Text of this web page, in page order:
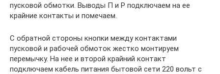
пусковой обмотки. Выводы П и Р подключаем на ее
крайние контакты и помечаем.
С обратной стороны кнопки между контактами
пусковой и рабочей обмоток жестко монтируем
перемычку. На нее и второй крайний контакт
подключаем кабель питания бытовой сети 220 вольт с